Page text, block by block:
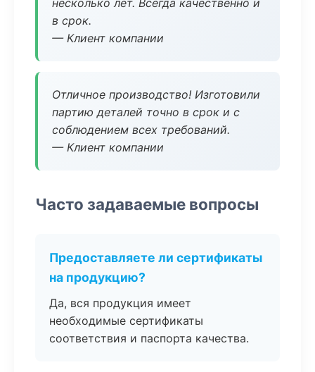
несколько лет. Всегда качественно и
в срок.
— Клиент компании
Отличное производство! Изготовили
партию деталей точно в срок и с
соблюдением всех требований.
— Клиент компании
Часто задаваемые вопросы
Предоставляете ли сертификаты
на продукцию?
Да, вся продукция имеет
необходимые сертификаты
соответствия и паспорта качества.